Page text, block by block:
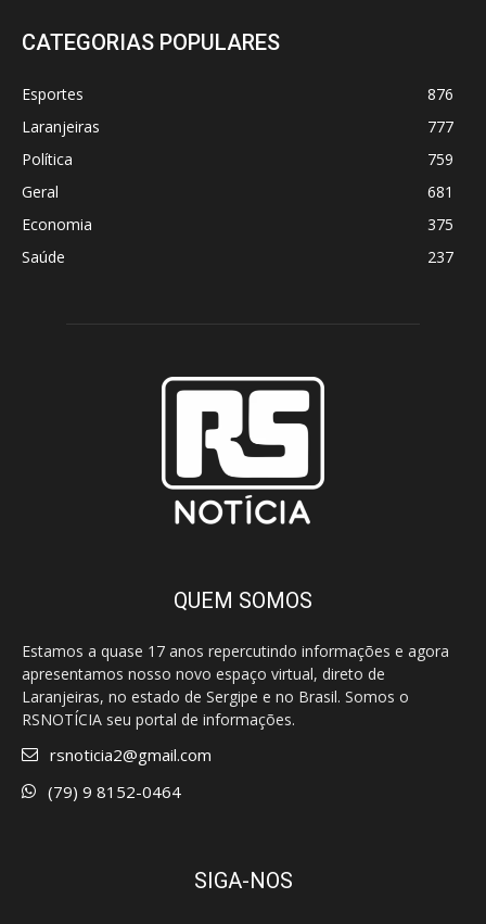
CATEGORIAS POPULARES
Esportes
876
Laranjeiras
777
Política
759
Geral
681
Economia
375
Saúde
237
QUEM SOMOS
Estamos a quase 17 anos repercutindo informações e agora
apresentamos nosso novo espaço virtual, direto de
Laranjeiras, no estado de Sergipe e no Brasil. Somos o
RSNOTÍCIA seu portal de informações.
rsnoticia2@gmail.com
(79) 9 8152-0464
SIGA-NOS